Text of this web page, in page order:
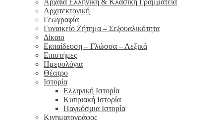
Αρχαία Ελληνική & Κλασική Γραμματεία
Αρχιτεκτονική
Γεωγραφία
Γυναικείο Ζήτημα – Σεξουαλικότητα
Δίκαιο
Εκπαίδευση – Γλώσσα – Λεξικά
Επιστήμες
Ημερολόγια
Θέατρο
Ιστορία
Ελληνική Ιστορία
Κυπριακή Ιστορία
Παγκόσμια Ιστορία
Κινηματογράφος